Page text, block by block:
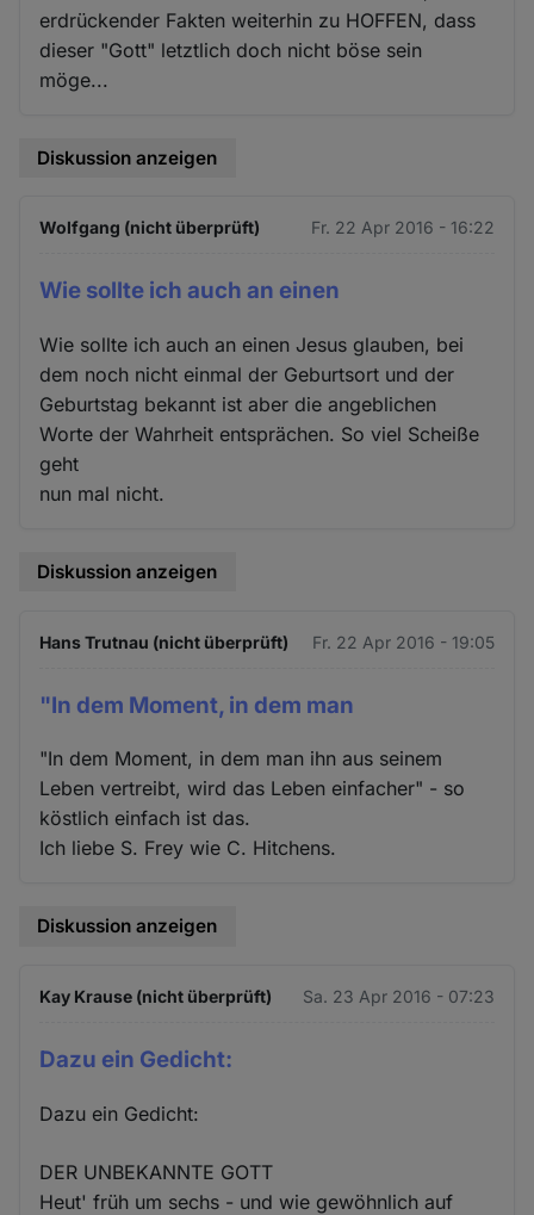
erdrückender Fakten weiterhin zu HOFFEN, dass
dieser "Gott" letztlich doch nicht böse sein
möge...
Diskussion anzeigen
Wolfgang (nicht überprüft) Fr. 22 Apr 2016 - 16:22
Wie sollte ich auch an einen
Wie sollte ich auch an einen Jesus glauben, bei
dem noch nicht einmal der Geburtsort und der
Geburtstag bekannt ist aber die angeblichen
Worte der Wahrheit entsprächen. So viel Scheiße
geht
nun mal nicht.
Diskussion anzeigen
Hans Trutnau (nicht überprüft) Fr. 22 Apr 2016 - 19:05
"In dem Moment, in dem man
"In dem Moment, in dem man ihn aus seinem
Leben vertreibt, wird das Leben einfacher" - so
köstlich einfach ist das.
Ich liebe S. Frey wie C. Hitchens.
Diskussion anzeigen
Kay Krause (nicht überprüft) Sa. 23 Apr 2016 - 07:23
Dazu ein Gedicht:
Dazu ein Gedicht:
DER UNBEKANNTE GOTT
Heut' früh um sechs - und wie gewöhnlich auf